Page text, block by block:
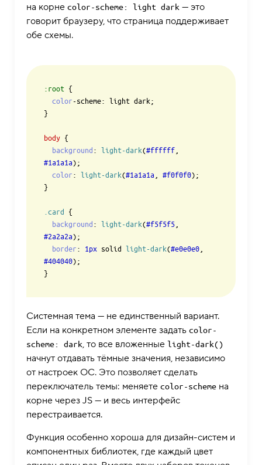
на корне color-scheme: light dark — это
говорит браузеру, что страница поддерживает
обе схемы.
:root {
color -scheme: light dark;
}
body {
background : light-dark(#ffffff
#1a1a1a);
color : light-dark(#1a1a1a #f0f0f0);
}
.card
{
background : light-dark(#f5f5f5
#2a2a2a);
border : 1px solid light-dark(#e0e0e0
#404040);
Системная тема — не единственный вариант.
Если на конкретном элементе задать color-
scheme: dark, то все вложенные light-dark()
начнут отдавать тёмные значения, независимо
от настроек ОС. Это позволяет сделать
переключатель темы: меняете color-scheme на
корне через JS — и весь интерфейс
перестраивается.
Функция особенно хороша для дизайн-систем и
компонентных библиотек, где каждый цвет